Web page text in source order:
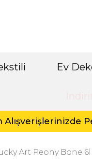
Ev
Alışverişlerinizde
Art Peony Bone